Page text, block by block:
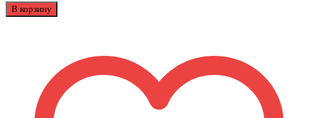
товара
В корзину